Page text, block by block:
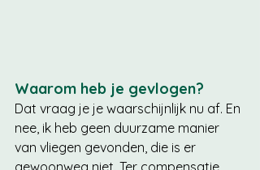
Waarom heb je gevlogen?
Dat vraag je je waarschijnlijk nu af. En
nee, ik heb geen duurzame manier
van vliegen gevonden, die is er
gewoonweg niet. Ter compensatie